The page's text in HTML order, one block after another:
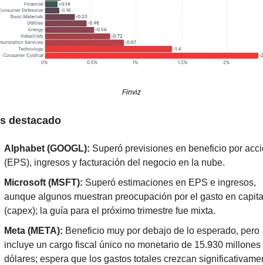
Finviz
destacado
Alphabet (GOOGL): Superó previsiones en beneficio por
(EPS), ingresos y facturación del negocio en la nube.
Microsoft (MSFT): Superó estimaciones en EPS e ingresos,
aunque algunos muestran preocupación por el gasto en
(capex); la guía para el próximo trimestre fue mixta.
Meta (META): Beneficio muy por debajo de lo esperado, pero
incluye un cargo fiscal único no monetario de 15.930 millones
dólares; espera que los gastos totales crezcan